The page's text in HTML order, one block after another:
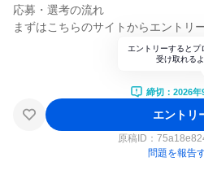
応募・選考の流れ
まずはこちらのサイトからエントリ
エントリーするとプ
受け取れる
締切：2026年
エントリ
原稿ID：
問題を報告